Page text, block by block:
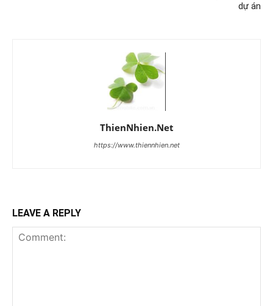
dự án
ThienNhien.Net
https://www.thiennhien.net
LEAVE A REPLY